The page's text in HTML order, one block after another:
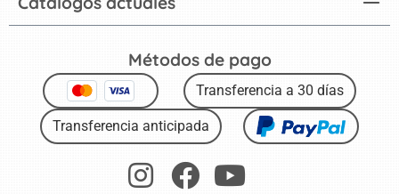
Métodos de pago
Transferencia a 30 días
Transferencia anticipada